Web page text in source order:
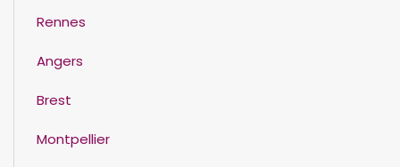
Rennes
Angers
Brest
Montpellier